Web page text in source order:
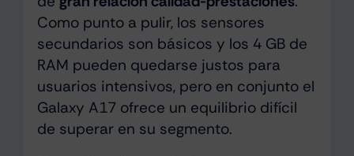
Como punto a pulir, los sensores
secundarios son básicos y los 4 GB de
RAM pueden quedarse justos para
usuarios intensivos, pero en conjunto el
Galaxy A17 ofrece un equilibrio difícil
de superar en su segmento.